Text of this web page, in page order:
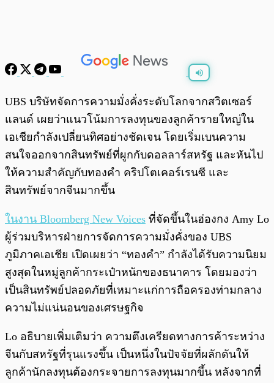
พร้อมเล่น 0:00
UBS บริษัทจัดการความมั่งคั่งระดับโลกจากสวิตเซอร์
แลนด์ เผยว่าแนวโน้มการลงทุนของลูกค้ารายใหญ่ใน
เอเชียกำลังเปลี่ยนทิศอย่างชัดเจน โดยเริ่มเบนความ
สนใจออกจากสินทรัพย์ที่ผูกกับดอลลาร์สหรัฐ และหันไป
ให้ความสำคัญกับทองคำ คริปโตเคอร์เรนซี และ
สินทรัพย์จากจีนมากขึ้น
ในงาน Bloomberg New Voices ที่จัดขึ้นในฮ่องกง Amy Lo
ผู้ร่วมบริหารฝ่ายการจัดการความมั่งคั่งของ UBS
ภูมิภาคเอเชีย เปิดเผยว่า “ทองคำ” กำลังได้รับความนิยม
สูงสุดในหมู่ลูกค้ากระเป๋าหนักของธนาคาร โดยมองว่า
เป็นสินทรัพย์ปลอดภัยที่เหมาะแก่การถือครองท่ามกลาง
ความไม่แน่นอนของเศรษฐกิจ
Lo อธิบายเพิ่มเติมว่า ความตึงเครียดทางการค้าระหว่าง
จีนกับสหรัฐที่รุนแรงขึ้น เป็นหนึ่งในปัจจัยที่ผลักดันให้
ลูกค้านักลงทุนต้องกระจายการลงทุนมากขึ้น หลังจากที่